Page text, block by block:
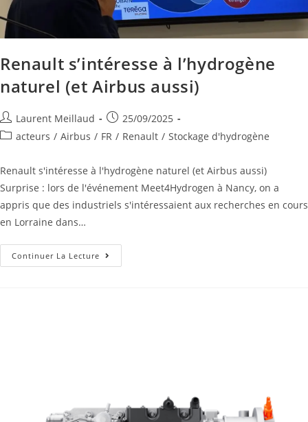
Renault s’intéresse à l’hydrogène
naturel (et Airbus aussi)
Laurent Meillaud
25/09/2025
acteurs / Airbus / FR / Renault / Stockage d'hydrogène
Renault s'intéresse à l'hydrogène naturel (et Airbus aussi)
Surprise : lors de l'événement Meet4Hydrogen à Nancy, on a
appris que des industriels s'intéressaient aux recherches en cours
en Lorraine dans…
Continuer La Lecture